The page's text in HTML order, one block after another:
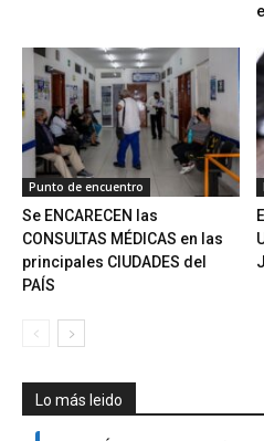
Punto de encuentro
Se ENCARECEN las
CONSULTAS MÉDICAS en las
principales CIUDADES del
PAÍS
Lo más leido